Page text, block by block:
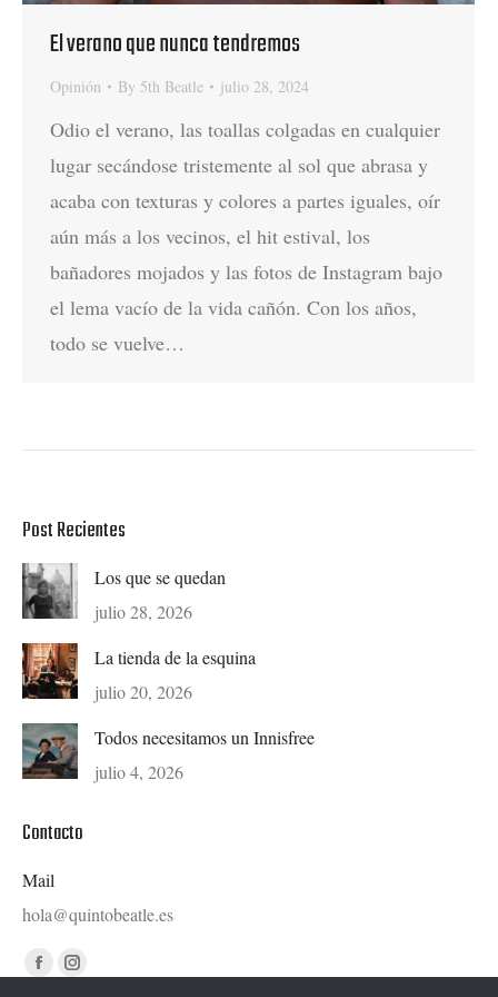
El verano que nunca tendremos
Opinión By 5th Beatle julio 28, 2024
Odio el verano, las toallas colgadas en cualquier
lugar secándose tristemente al sol que abrasa y
acaba con texturas y colores a partes iguales, oír
aún más a los vecinos, el hit estival, los
bañadores mojados y las fotos de Instagram bajo
el lema vacío de la vida cañón. Con los años,
todo se vuelve…
Post Recientes
Los que se quedan
julio 28, 2026
La tienda de la esquina
julio 20, 2026
Todos necesitamos un Innisfree
julio 4, 2026
Contacto
Mail
hola@quintobeatle.es
Find us on:
FacebookInstagram